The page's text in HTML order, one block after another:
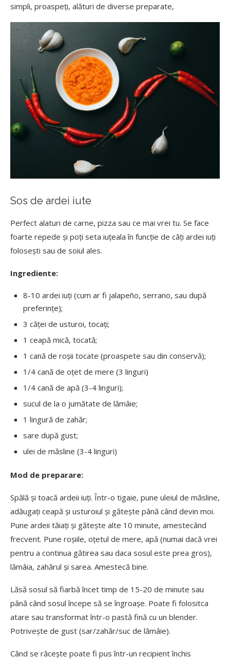
simpli, proaspeți, alături de diverse preparate,
Sos de ardei iute
Perfect alaturi de carne, pizza sau ce mai vrei tu. Se face
foarte repede și poți seta iuțeala în funcție de câți ardei iuți
folosești sau de soiul ales.
Ingrediente:
8-10 ardei iuți (cum ar fi jalapeño, serrano, sau după
preferințe);
3 căței de usturoi, tocați;
1 ceapă mică, tocată;
1 cană de roșii tocate (proaspete sau din conservă);
1/4 cană de oțet de mere (3 linguri)
1/4 cană de apă (3-4 linguri);
sucul de la o jumătate de lămâie;
1 lingură de zahăr;
sare după gust;
ulei de măsline (3-4 linguri)
Mod de preparare:
Spălă și toacă ardeii iuți. Într-o tigaie, pune uleiul de măsline,
adăugați ceapă și usturoiul și gătește până când devin moi.
Pune ardeii tăiați și gătește alte 10 minute, amestecând
frecvent. Pune roșiile, oțetul de mere, apă (numai dacă vrei
pentru a continua gătirea sau daca sosul este prea gros),
lămâia, zahărul și sarea. Amestecă bine.
Lăsă sosul să fiarbă încet timp de 15-20 de minute sau
până când sosul începe să se îngroașe. Poate fi folositca
atare sau transformat într-o pastă fină cu un blender.
Potrivește de gust (sar/zahăr/suc de lămâie).
Când se răcește poate fi pus într-un recipient închis